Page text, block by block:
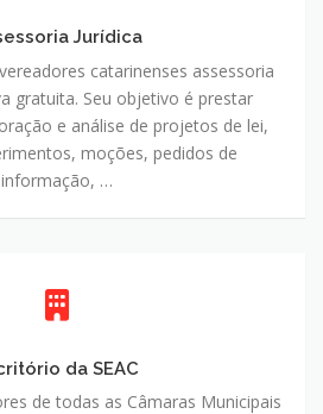
Jurídica
catarinenses assessoria
gratuita. Seu objetivo é prestar
e análise de projetos de lei,
moções, pedidos de
informação, …
da SEAC
de todas as Câmaras Municipais